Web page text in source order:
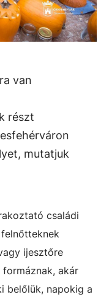
van
részt
mutatjuk
családi
ijesztőre
akár
belőlük, napokig a